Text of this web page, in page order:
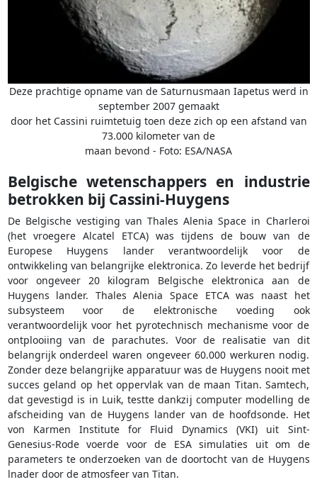
Deze prachtige opname van de Saturnusmaan Iapetus werd in
september 2007 gemaakt
door het Cassini ruimtetuig toen deze zich op een afstand van
73.000 kilometer van de
maan bevond - Foto: ESA/NASA
Belgische wetenschappers en industrie
betrokken bij Cassini-Huygens
De Belgische vestiging van Thales Alenia Space in Charleroi
(het vroegere Alcatel ETCA) was tijdens de bouw van de
Europese Huygens lander verantwoordelijk voor de
ontwikkeling van belangrijke elektronica. Zo leverde het bedrijf
voor ongeveer 20 kilogram Belgische elektronica aan de
Huygens lander. Thales Alenia Space ETCA was naast het
subsysteem voor de elektronische voeding ook
verantwoordelijk voor het pyrotechnisch mechanisme voor de
ontplooiing van de parachutes. Voor de realisatie van dit
belangrijk onderdeel waren ongeveer 60.000 werkuren nodig.
Zonder deze belangrijke apparatuur was de Huygens nooit met
succes geland op het oppervlak van de maan Titan. Samtech,
dat gevestigd is in Luik, testte dankzij computer modelling de
afscheiding van de Huygens lander van de hoofdsonde. Het
von Karmen Institute for Fluid Dynamics (VKI) uit Sint-
Genesius-Rode voerde voor de ESA simulaties uit om de
parameters te onderzoeken van de doortocht van de Huygens
lnader door de atmosfeer van Titan.